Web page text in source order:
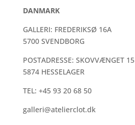
DANMARK
GALLERI: FREDERIKSØ 16A
5700 SVENDBORG
POSTADRESSE: SKOVVÆNGET 15
5874 HESSELAGER
TEL: +45 93 20 68 50
galleri@atelierclot.dk